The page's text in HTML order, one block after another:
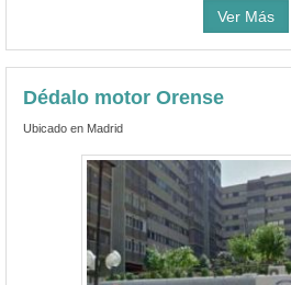
Ver Más
Dédalo motor Orense
Ubicado en Madrid